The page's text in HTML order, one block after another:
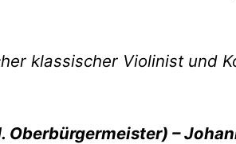
klassischer Violinist und
Oberbürgermeister) –